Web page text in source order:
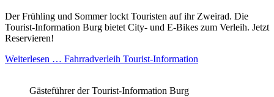
Der Frühling und Sommer lockt Touristen auf ihr Zweirad. Die
Tourist-Information Burg bietet City- und E-Bikes zum Verleih. Jetzt
Reservieren!
Weiterlesen … Fahrradverleih Tourist-Information
Gästeführer der Tourist-Information Burg